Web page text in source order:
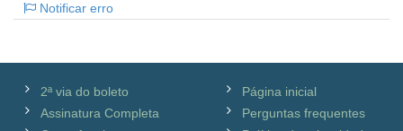
Notificar erro
2ª via do boleto
Assinatura Completa
Página inicial
Perguntas frequentes